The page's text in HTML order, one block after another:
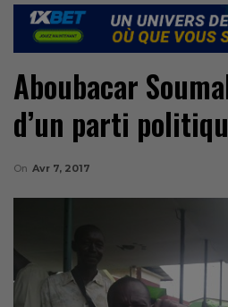
Aboubacar
d’un parti
On Avr 7, 2017